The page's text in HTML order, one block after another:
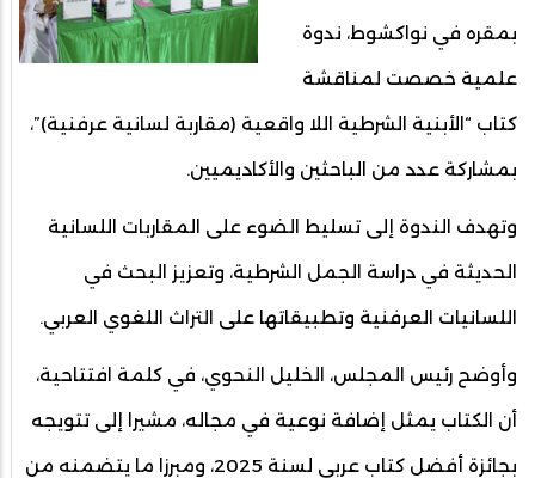
بمقره في نواكشوط، ندوة
علمية خصصت لمناقشة
كتاب “الأبنية الشرطية اللا واقعية (مقاربة لسانية عرفنية)”،
بمشاركة عدد من الباحثين والأكاديميين.
وتهدف الندوة إلى تسليط الضوء على المقاربات اللسانية
الحديثة في دراسة الجمل الشرطية، وتعزيز البحث في
اللسانيات العرفنية وتطبيقاتها على التراث اللغوي العربي.
وأوضح رئيس المجلس، الخليل النحوي، في كلمة افتتاحية،
أن الكتاب يمثل إضافة نوعية في مجاله، مشيرا إلى تتويجه
بجائزة أفضل كتاب عربي لسنة 2025، ومبرزا ما يتضمنه من